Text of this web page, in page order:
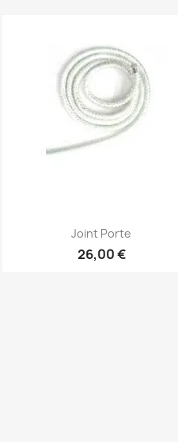
Aperçu rapide
Joint Porte
26,00 €